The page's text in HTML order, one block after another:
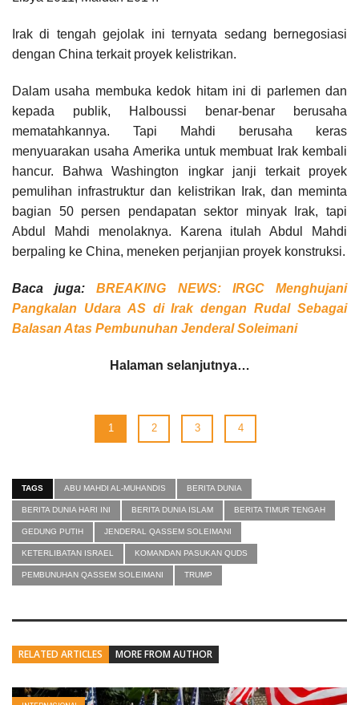
Irak di tengah gejolak ini ternyata sedang bernegosiasi
dengan China terkait proyek kelistrikan.
Dalam usaha membuka kedok hitam ini di parlemen dan
kepada publik, Halboussi benar-benar berusaha
mematahkannya. Tapi Mahdi berusaha keras
menyuarakan usaha Amerika untuk membuat Irak kembali
hancur. Bahwa Washington ingkar janji terkait proyek
pemulihan infrastruktur dan kelistrikan Irak, dan meminta
bagian 50 persen pendapatan sektor minyak Irak, tapi
Abdul Mahdi menolaknya. Karena itulah Abdul Mahdi
berpaling ke China, meneken perjanjian proyek konstruksi.
Baca juga:BREAKING NEWS: IRGC Menghujani
Pangkalan Udara AS di Irak dengan Rudal Sebagai
Balasan Atas Pembunuhan Jenderal Soleimani
Halaman selanjutnya…
1 2 3 4
TAGS ABU MAHDI AL-MUHANDIS BERITA DUNIA
BERITA DUNIA HARI INI BERITA DUNIA ISLAM BERITA TIMUR TENGAH
GEDUNG PUTIH JENDERAL QASSEM SOLEIMANI
KETERLIBATAN ISRAEL KOMANDAN PASUKAN QUDS
PEMBUNUHAN QASSEM SOLEIMANI TRUMP
RELATED ARTICLES MORE FROM AUTHOR